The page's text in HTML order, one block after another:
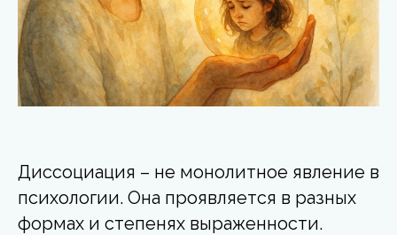
Диссоциация – не монолитное явление в
психологии. Она проявляется в разных
формах и степенях выраженности.